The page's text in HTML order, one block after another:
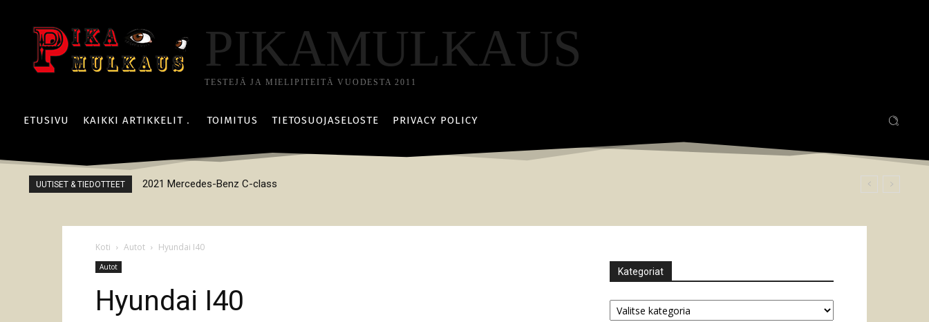
PIKAMULKAUS
TESTEJÄ JA MIELIPITEITÄ VUODESTA 2011
ETUSIVU KAIKKI ARTIKKELIT TOIMITUS TIETOSUOJASELOSTE PRIVACY POLICY
UUTISET & TIEDOTTEET 2021 Mercedes-Benz C-class
Koti Autot Hyundai I40
Autot
Hyundai I40
Kategoriat
Kategoriat